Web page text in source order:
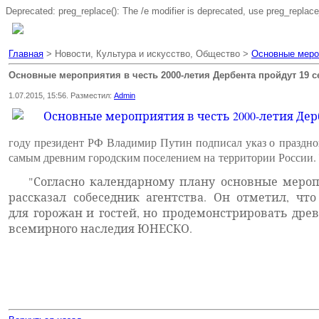
Deprecated: preg_replace(): The /e modifier is deprecated, use
Главная > Новости, Культура и искусство, Общество > Основные
Основные мероприятия в честь 2000-летия Дербента пройдут 19
1.07.2015, 15:56. Разместил: Admin
году президент РФ Владимир Путин подписал указ о
самым древним городским поселением на территории
"Согласно календарному плану основные
рассказал собеседник агентства. Он отметил,
для горожан и гостей, но продемонстрировать
всемирного наследия ЮНЕСКО.